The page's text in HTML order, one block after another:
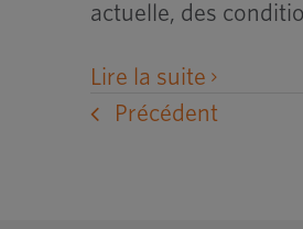
actuelle, des
Lire la suiteouvre
un
Précédent